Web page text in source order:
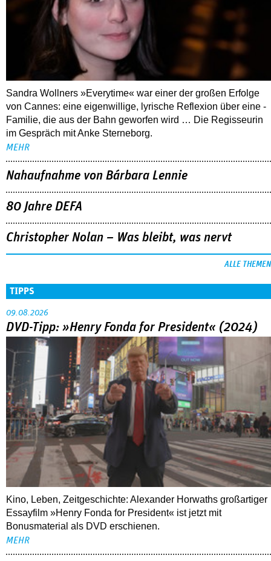
Sandra Wollners »Everytime« war einer der großen Erfolge
von Cannes: eine eigenwillige, lyrische Reflexion über eine ­
Familie, die aus der Bahn geworfen wird … Die Regisseurin
im Gespräch mit Anke Sterneborg.
MEHR
Nahaufnahme von Bárbara Lennie
80 Jahre DEFA
Christopher Nolan – Was bleibt, was nervt
ALLE THEMEN
TIPPS
09.08.2026
DVD-Tipp: »Henry Fonda for President« (2024)
Kino, Leben, Zeitgeschichte: Alexander Horwaths großartiger
Essayfilm »Henry Fonda for President« ist jetzt mit
Bonusmaterial als DVD erschienen.
MEHR